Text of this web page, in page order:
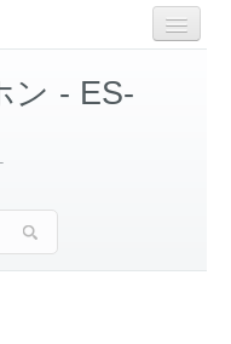
ン - ES-